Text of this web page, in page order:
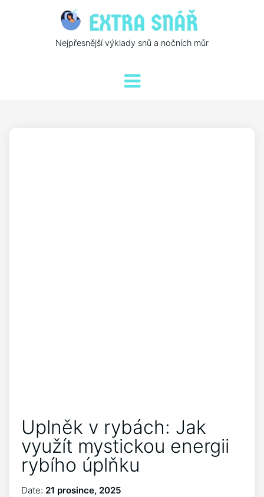
Nejpřesnější výklady snů a nočních můr
Uplněk v rybách: Jak
využít mystickou energii
rybího úplňku
Date: 21 prosince, 2025